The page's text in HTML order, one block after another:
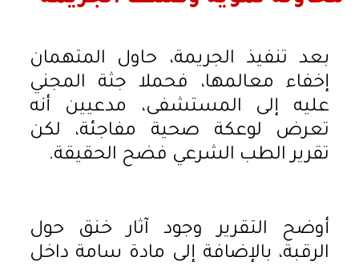
بعد تنفيذ الجريمة، حاول المتهمان
إخفاء معالمها، فحملا جثة المجني
عليه إلى المستشفى، مدعيين أنه
تعرض لوعكة صحية مفاجئة، لكن
تقرير الطب الشرعي فضح الحقيقة.
أوضح التقرير وجود آثار خنق حول
الرقبة، بالإضافة إلى مادة سامة داخل